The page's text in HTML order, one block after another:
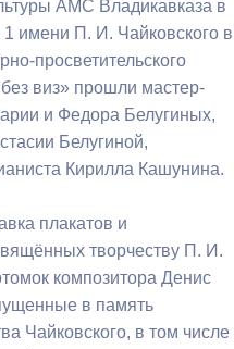
АМС Владикавказа в
имени П. И. Чайковского в
просветительского
виз» прошли мастер-
и Федора Белугиных,
Белугиной,
Кирилла Кашунина.
плакатов и
творчеству П. И.
композитора Денис
в память
Чайковского, в том числе